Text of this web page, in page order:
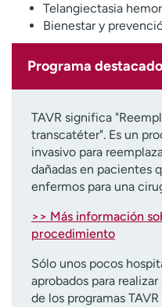
Telangiectasia
Bienestar y
Programa
TAVR significa
transcatéter". Es un
invasivo para
dañadas en pacientes
enfermos para una
>> Más información
procedimiento
Sólo unos pocos
aprobados para
de los programas